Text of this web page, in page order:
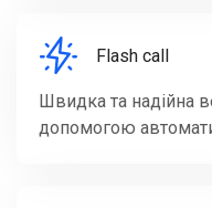
Flash call
Швидка та надійна
допомогою